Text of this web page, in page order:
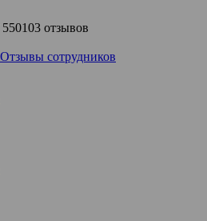
3237 компаний / 550103 отзывов